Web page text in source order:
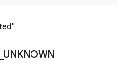
UNKNOWN